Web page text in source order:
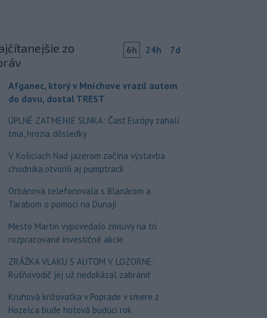
zo
6h 24h 7d
Afganec, ktorý v Mníchove vrazil autom
do davu, dostal TREST
ÚPLNÉ ZATMENIE SLNKA: Časť Európy zahalí
tma, hrozia dôsledky
V Košiciach Nad jazerom začína výstavba
chodníka,otvorili aj pumptrack
Orbánová telefonovala s Blanárom a
Tarabom o pomoci na Dunaji
Mesto Martin vypovedalo zmluvy na tri
rozpracované investičné akcie
ZRÁŽKA VLAKU S AUTOM V LOZORNE:
Rušňovodič jej už nedokázal zabrániť
Kruhová križovatka v Poprade v smere z
Hozelca bude hotová budúci rok